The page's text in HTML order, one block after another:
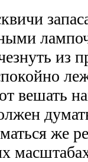
из
вешать
же